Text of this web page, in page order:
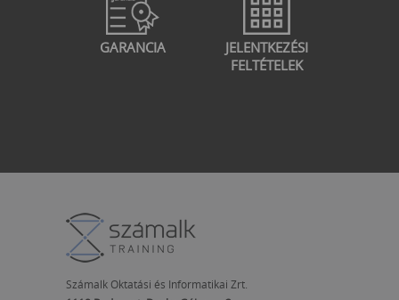
GARANCIA
JELENTKEZÉSI
FELTÉTELEK
Számalk Oktatási és Informatikai Zrt.